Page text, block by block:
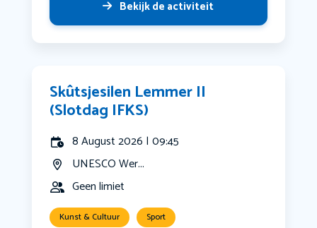
Bekijk de activiteit
Skûtsjesilen Lemmer II
(Slotdag IFKS)
8 August 2026 | 09:45
UNESCO Wer...
Geen limiet
Kunst & Cultuur Sport